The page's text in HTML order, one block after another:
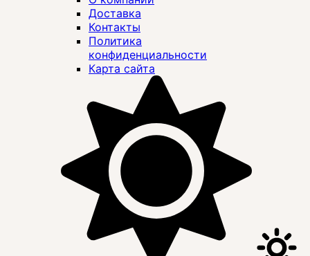
Доставка
Контакты
Политика
конфиденциальности
Карта сайта